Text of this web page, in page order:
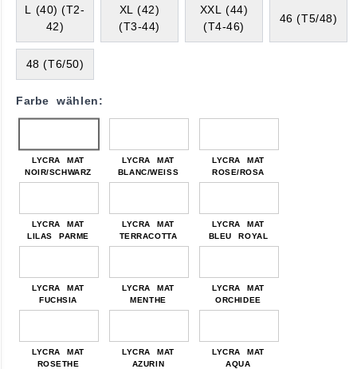
L (40) (T2-
42)
XL (42)
(T3-44)
XXL (44)
(T4-46)
46 (T5/48)
48 (T6/50)
Farbe wählen:
LYCRA MAT
NOIR/SCHWARZ
LYCRA MAT
BLANC/WEISS
LYCRA MAT
ROSE/ROSA
LYCRA MAT
LILAS PARME
LYCRA MAT
TERRACOTTA
LYCRA MAT
BLEU ROYAL
LYCRA MAT
FUCHSIA
LYCRA MAT
MENTHE
LYCRA MAT
ORCHIDEE
LYCRA MAT
ROSETHE
LYCRA MAT
AZURIN
LYCRA MAT
AQUA